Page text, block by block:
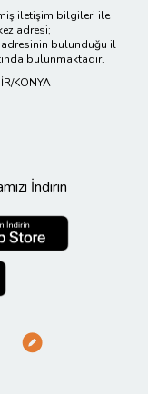
iletişim bilgileri ile
adresi;
adresinin bulunduğu il
bulunmaktadır.
KONYA
İndirin